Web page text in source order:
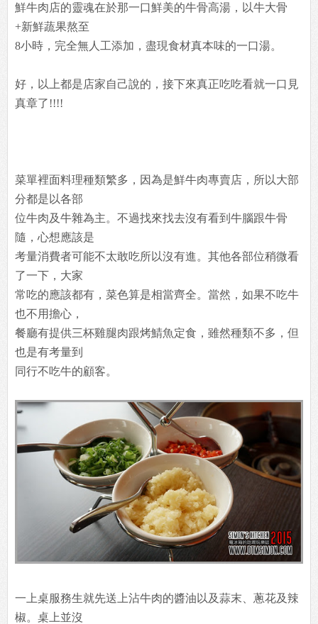
鮮牛肉店的靈魂在於那一口鮮美的牛骨高湯，以牛大骨
+新鮮蔬果熬至
8小時，完全無人工添加，盡現食材真本味的一口湯。
好，以上都是店家自己說的，接下來真正吃吃看就一口見
真章了!!!!
菜單裡面料理種類繁多，因為是鮮牛肉專賣店，所以大部
分都是以各部
位牛肉及牛雜為主。不過找來找去沒有看到牛腦跟牛骨
隨，心想應該是
考量消費者可能不太敢吃所以沒有進。其他各部位稍微看
了一下，大家
常吃的應該都有，菜色算是相當齊全。當然，如果不吃牛
也不用擔心，
餐廳有提供三杯雞腿肉跟烤鯖魚定食，雖然種類不多，但
也是有考量到
同行不吃牛的顧客。
一上桌服務生就先送上沾牛肉的醬油以及蒜末、蔥花及辣
椒。桌上並沒